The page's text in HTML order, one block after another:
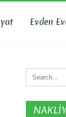
Evden